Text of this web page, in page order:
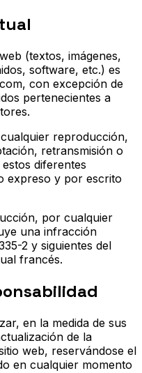
(textos, imágenes,
software, etc.) es
con excepción de
pertenecientes a
reproducción,
retransmisión o
diferentes
expreso y por escrito
por cualquier
una infracción
2 y siguientes del
francés.
en la medida de sus
de la
web, reservándose el
en cualquier momento